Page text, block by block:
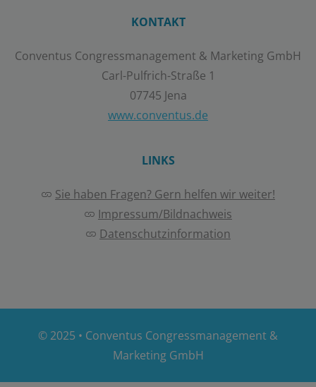
KONTAKT
Conventus Congressmanagement & Marketing GmbH
Carl-Pulfrich-Straße 1
07745 Jena
www.conventus.de
LINKS
Sie haben Fragen? Gern helfen wir weiter!
Impressum/Bildnachweis
Datenschutzinformation
© 2025 • Conventus Congressmanagement &
Marketing GmbH